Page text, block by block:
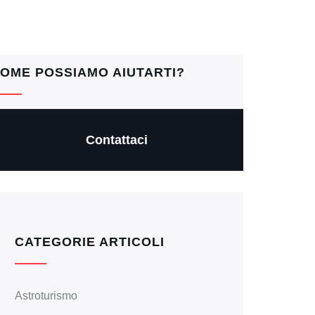
POSSIAMO AIUTARTI?
Contattaci
CATEGORIE ARTICOLI
Astroturismo